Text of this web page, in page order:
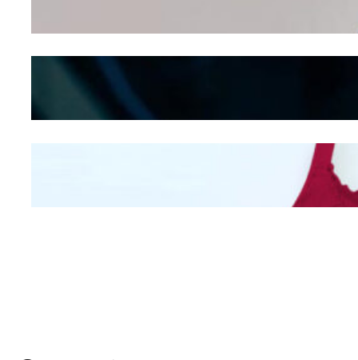
Kepribadian
Mengintip Kepribadian
Wanita Dari Warna Bra